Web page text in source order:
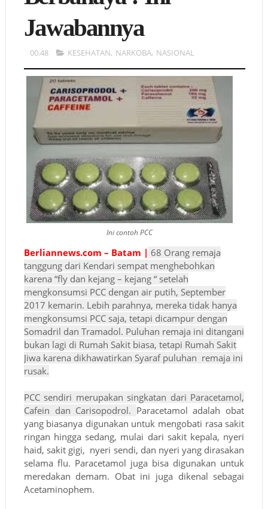
Jawabannya
00.48 KESEHATAN, NARKOBA, NASIONAL
Ini contoh PCC
Berliannews.com – Batam | 68 Orang remaja
tanggung dari Kendari sempat menghebohkan
karena “fly dan kejang – kejang “ setelah
mengkonsumsi PCC dengan air putih, September
2017 kemarin. Lebih parahnya, mereka tidak hanya
mengkonsumsi PCC saja, tetapi dicampur dengan
Somadril dan Tramadol. Puluhan remaja ini ditangani
bukan lagi di Rumah Sakit biasa, tetapi Rumah Sakit
Jiwa karena dikhawatirkan Syaraf puluhan remaja ini
rusak.
PCC sendiri merupakan singkatan dari Paracetamol,
Cafein dan Carisopodrol. Paracetamol adalah obat
yang biasanya digunakan untuk mengobati rasa sakit
ringan hingga sedang, mulai dari sakit kepala, nyeri
haid, sakit gigi, nyeri sendi, dan nyeri yang dirasakan
selama flu. Paracetamol juga bisa digunakan untuk
meredakan demam. Obat ini juga dikenal sebagai
Acetaminophem.